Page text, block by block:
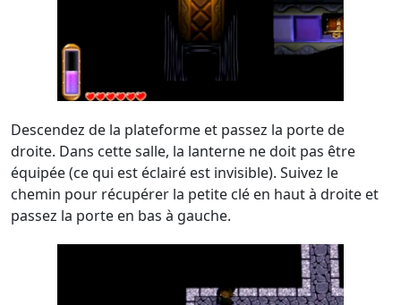
Descendez de la plateforme et passez la porte de
droite. Dans cette salle, la lanterne ne doit pas être
équipée (ce qui est éclairé est invisible). Suivez le
chemin pour récupérer la petite clé en haut à droite et
passez la porte en bas à gauche.